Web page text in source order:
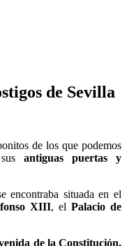
de Sevilla
de los que podemos
antiguas puertas y
encontraba situada en el
XIII, el Palacio de
de la Constitución,